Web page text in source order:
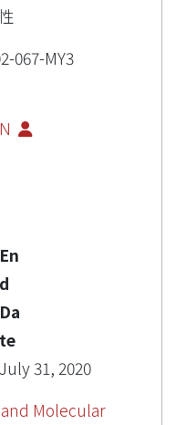
067-MY3
En
d
Da
te
July 31, 2020
Molecular